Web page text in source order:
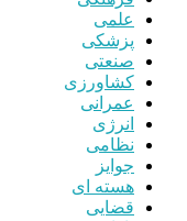
علمی
پزشکی
صنعتی
کشاورزی
عمرانی
انرژی
نظامی
جوایز
هسته ای
قضایی